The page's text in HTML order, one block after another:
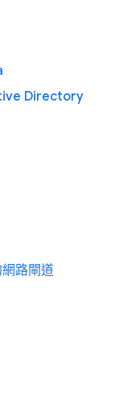
Directory
路閘道